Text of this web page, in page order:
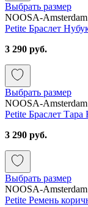
Выбрать размер
NOOSA-Amsterdam
Petite Браслет
3 290 руб.
Выбрать размер
NOOSA-Amsterdam
Petite Браслет
3 290 руб.
Выбрать размер
NOOSA-Amsterdam
Petite Ремень